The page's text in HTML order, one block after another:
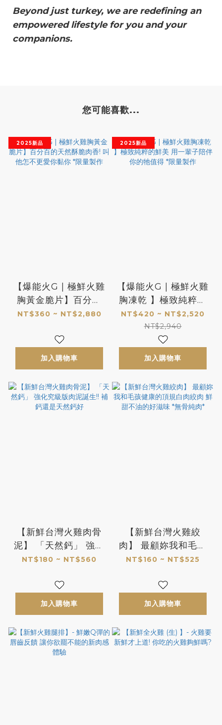
Beyond just turkey, we are redefining an
empowered lifestyle for you and your
companions.
您可能喜歡...
2025新品
【爆能火G | 極鮮火雞
胸黃金脆片】百分百
的天然酥脆肉香! 叫他
製作
NT$360 ~ NT$2,880
加入購物車
2025新品
【爆能火G | 極鮮火雞
胸凍乾 】極致純粹的
鮮美 用一輩子陪伴你
的牠值得 *限量製作
NT$420 ~ NT$2,520
NT$2,940
加入購物車
【新鮮台灣火雞肉骨
泥】 「天然鈣」 強化
究級版肉泥誕生!! 補鈣
NT$180 ~ NT$560
加入購物車
【新鮮台灣火雞絞
肉】 最顧妳我和毛孩
健康的頂規白肉絞肉
骨純肉*
NT$160 ~ NT$525
加入購物車